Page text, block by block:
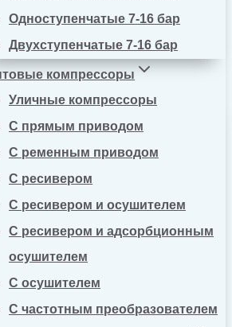
Одноступенчатые 7-16 бар
Двухступенчатые 7-16 бар
компрессоры
Уличные компрессоры
С прямым приводом
С ременным приводом
С ресивером
С ресивером и осушителем
С ресивером и адсорбционным
осушителем
С осушителем
С частотным преобразователем